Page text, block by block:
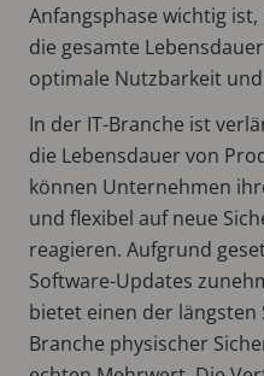
Anfangsphase wichtig
die gesamte
optimale Nutzbarkeit
In der IT-Branche ist
die Lebensdauer von
können Unternehmen
und flexibel auf neue
reagieren. Aufgrund
Software-Updates
bietet einen der
Branche physischer